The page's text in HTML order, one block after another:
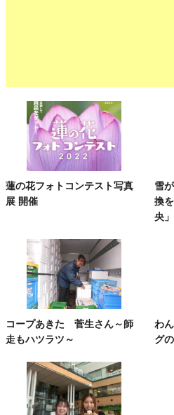
蓮の花フォトコンテスト写真
展 開催
雪
換
央」
コープあきた 菅生さん～師
走もハツラツ～
わ
グ